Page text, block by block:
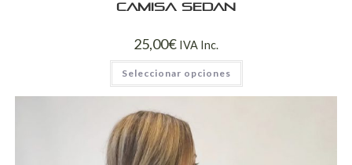
Camisa Sedan
25,00€ IVA Inc.
Seleccionar opciones